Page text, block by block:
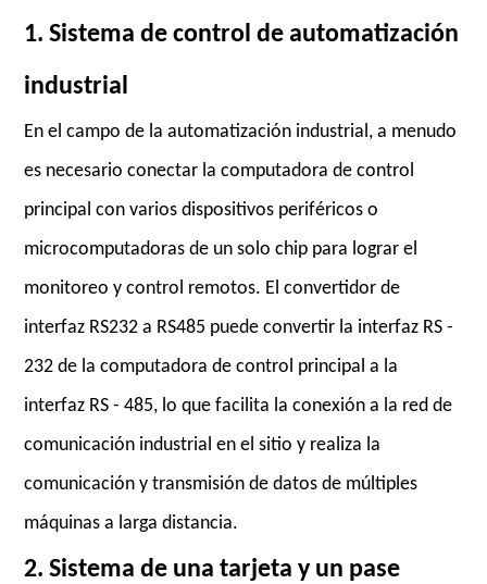
1. Sistema de control de automatización
industrial
En el campo de la automatización industrial, a menudo
es necesario conectar la computadora de control
principal con varios dispositivos periféricos o
microcomputadoras de un solo chip para lograr el
monitoreo y control remotos. El convertidor de
interfaz RS232 a RS485 puede convertir la interfaz RS -
232 de la computadora de control principal a la
interfaz RS - 485, lo que facilita la conexión a la red de
comunicación industrial en el sitio y realiza la
comunicación y transmisión de datos de múltiples
máquinas a larga distancia.
2. Sistema de una tarjeta y un pase